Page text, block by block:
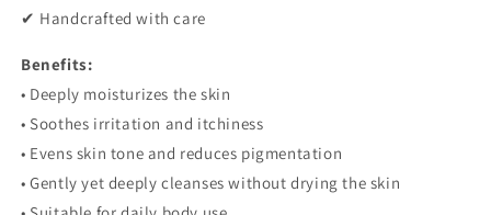
✔ Handcrafted with care
Benefits:
• Deeply moisturizes the skin
• Soothes irritation and itchiness
• Evens skin tone and reduces pigmentation
• Gently yet deeply cleanses without drying the skin